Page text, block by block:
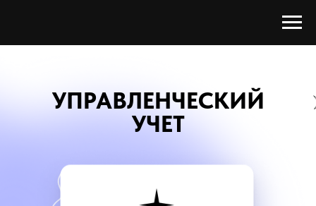
УПРАВЛЕНЧЕСКИЙ
УЧЕТ